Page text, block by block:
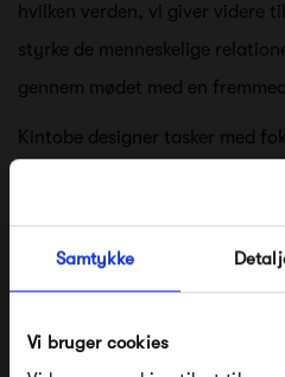
Samtykke
Vi bruger cookies
hvilken verden, vi giver videre
styrke de menneskelige
gennem mødet med en
Kintobe designer tasker med
praktik. Der anvendes
brugervenlighed og
sikrer, at Kintobes tasker kan
for hver kollektion, arbejdes